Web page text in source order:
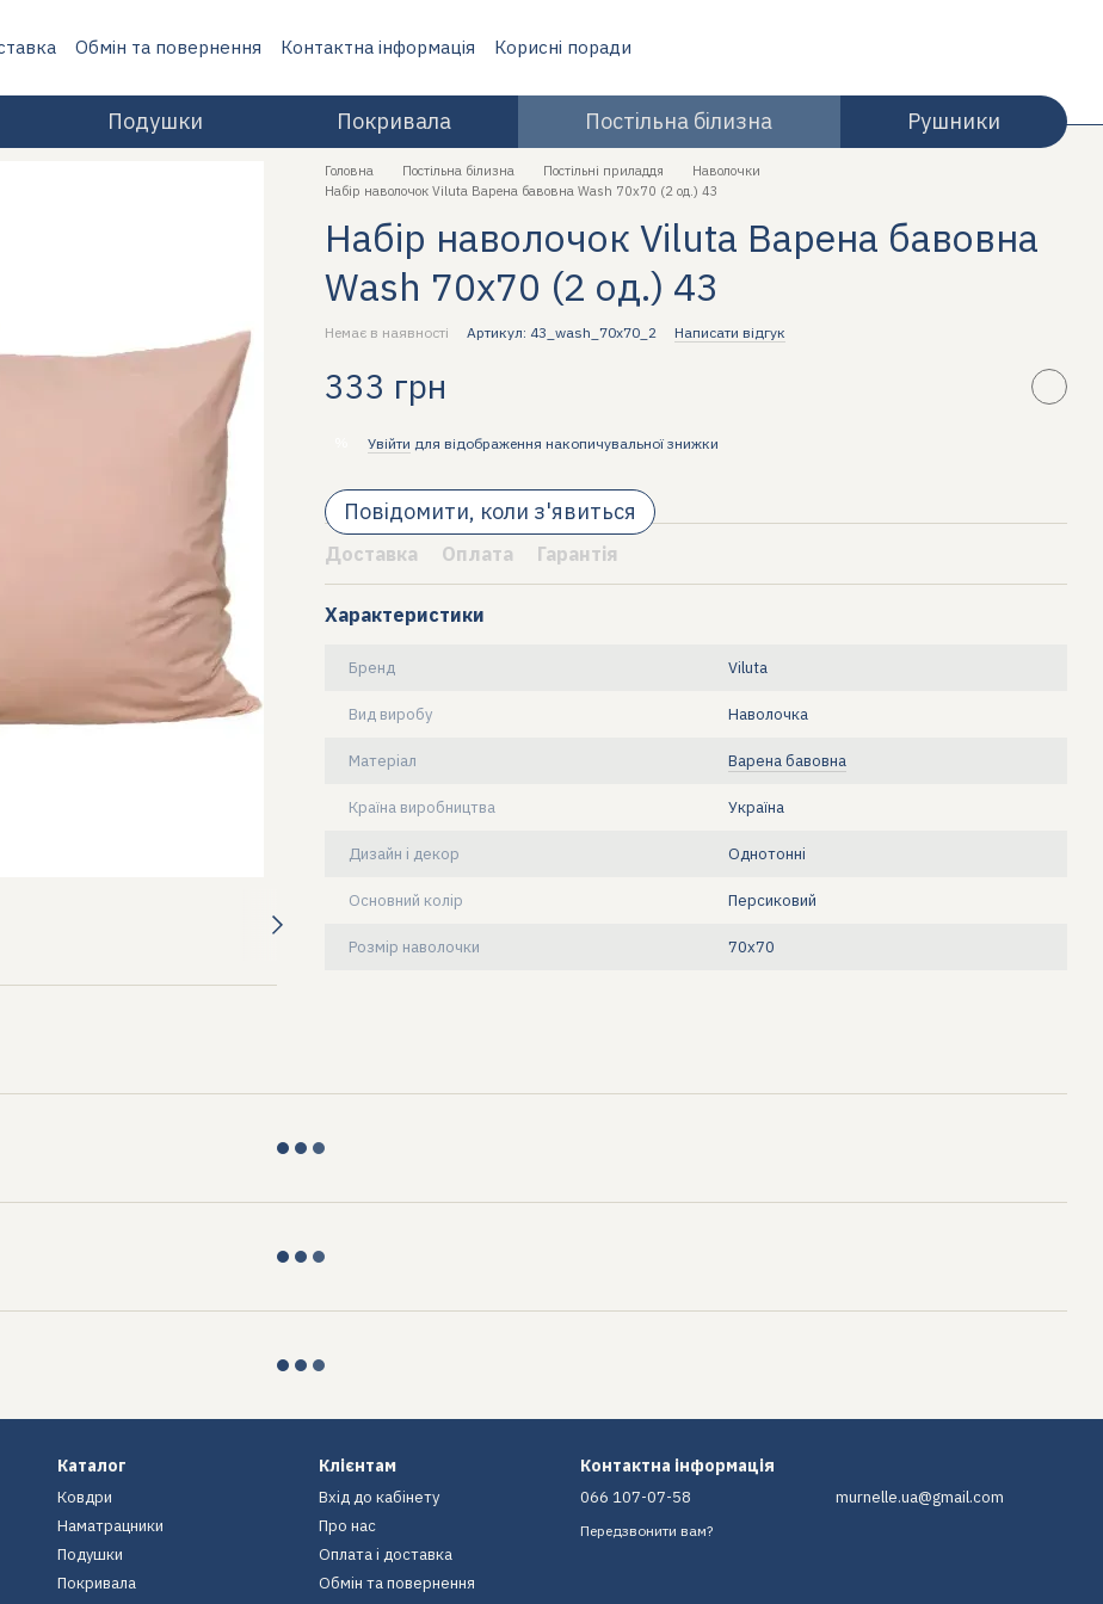
Обмін та повернення Контактна інформація
Корисні поради
Подушки Покривала Постільна білизна Рушники
Головна Постільна білизна Постільні приладдя
Наволочки
Набір наволочок Viluta Варена бавовна Wash 70х70 (2 од.) 43
Набір наволочок Viluta Варена бавовна
Wash 70х70 (2 од.) 43
Немає в наявності Артикул: 43_wash_70x70_2 Написати відгук
333 грн
Увійти для відображення накопичувальної знижки
Повідомити, коли з'явиться
Доставка Оплата Гарантія
Характеристики
Бренд Viluta
Вид виробу Наволочка
Матеріал Варена бавовна
Країна виробництва Україна
Дизайн і декор Однотонні
Основний колір Персиковий
Розмір наволочки 70х70
Каталог
Ковдри
Наматрацники
Подушки
Покривала
Клієнтам
Вхід до кабінету
Про нас
Оплата і доставка
Обмін та повернення
Контактна інформація
066 107-07-58
Передзвонити вам?
murnelle.ua@gmail.com